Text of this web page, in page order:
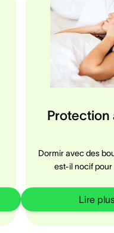
Protection
Dormir avec des
est-il nocif pour
Lire